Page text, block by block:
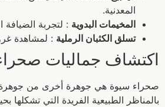
المعدنية.
المخيمات البدوية : لتجربة الضيافة
تسلق الكثبان الرملية : لمشاهدة
اكتشاف جماليات
صحراء سيوة هي جوهرة أخرى من جوهرة
بالمناظر الطبيعية الفريدة التي تشكلها